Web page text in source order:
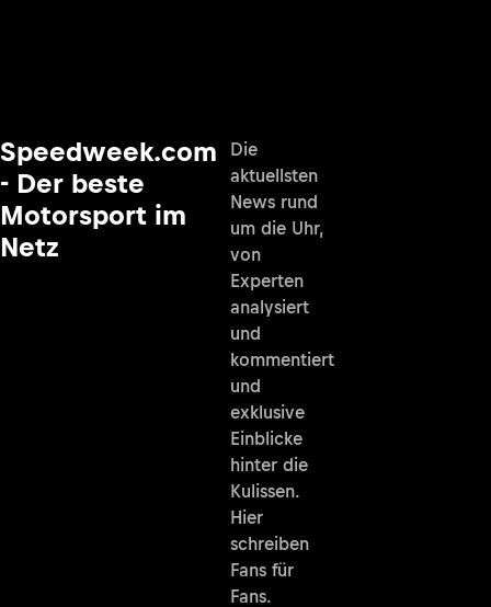
Speedweek.com
- Der beste
Motorsport im
Netz
Die
aktuellsten
News rund
um die Uhr,
von
Experten
analysiert
und
kommentiert
und
exklusive
Einblicke
hinter die
Kulissen.
Hier
schreiben
Fans für
Fans.